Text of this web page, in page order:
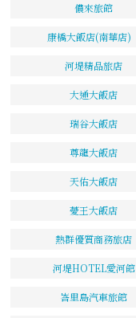
儂來旅館
康橋大飯店(南華店)
河堤精品旅店
大通大飯店
瑞谷大飯店
尊龍大飯店
天佑大飯店
薆王大飯店
熱群優質商務旅店
河堤HOTEL愛河館
峇里島汽車旅館